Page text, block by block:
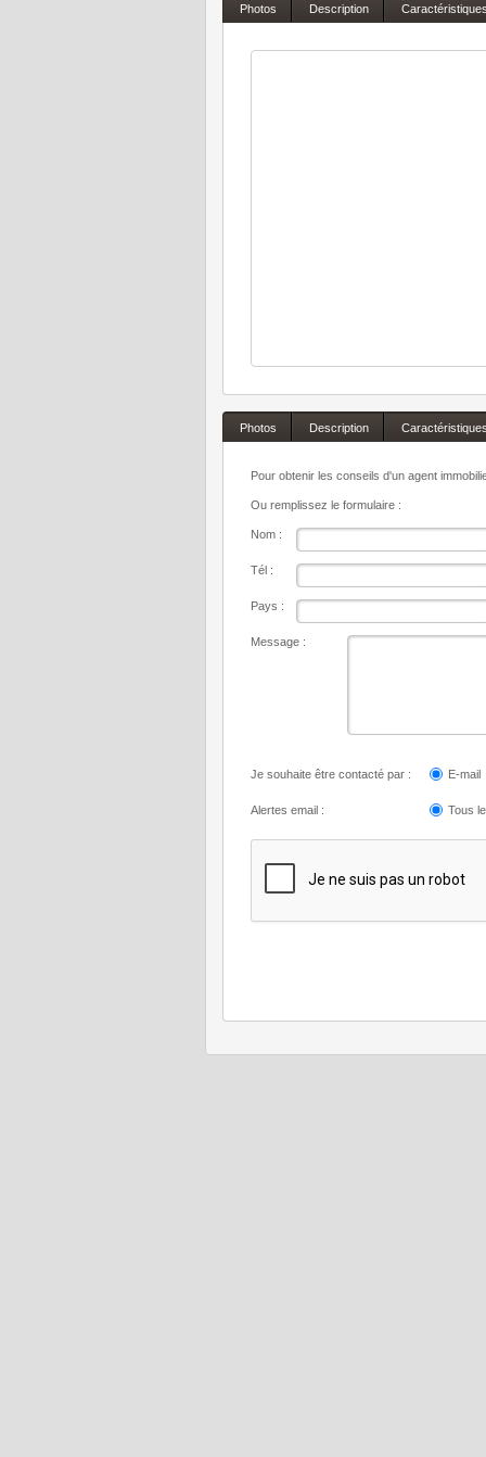
Photos Description
Photos Description
Pour obtenir les conseils d'un agent
Ou remplissez le formulaire :
Nom :
Tél :
Pays :
Message :
Je souhaite être contacté par : E-mail
Alertes email : Tous